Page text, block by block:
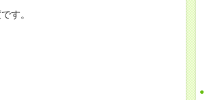
す。